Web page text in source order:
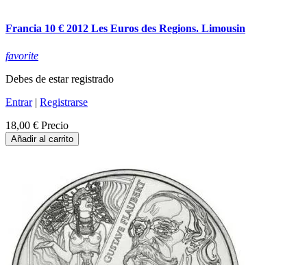
Francia 10 € 2012 Les Euros des Regions. Limousin
favorite
Debes de estar registrado
Entrar| Registrarse
18,00 € Precio
Añadir al carrito